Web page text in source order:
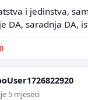
i jedinstva,
DA, saradnja DA,
0
5 mjeseci